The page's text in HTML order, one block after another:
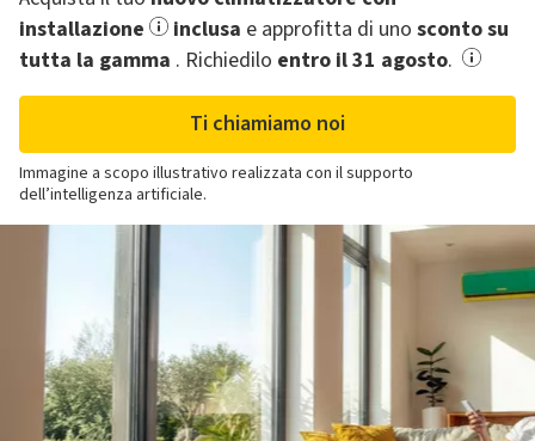
installazione
inclusa e approfitta di uno sconto su
tutta la gamma .​ Richiedilo entro il 31 agosto.
Ti chiamiamo noi
Immagine a scopo illustrativo realizzata con il supporto
dell’intelligenza artificiale.